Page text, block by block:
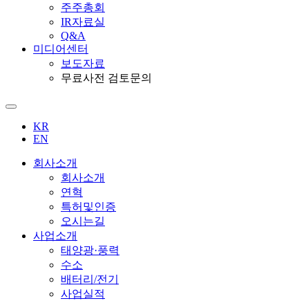
주주총회
IR자료실
Q&A
미디어센터
보도자료
무료사전 검토문의
KR
EN
회사소개
회사소개
연혁
특허및인증
오시는길
사업소개
태양광·풍력
수소
배터리/전기
사업실적